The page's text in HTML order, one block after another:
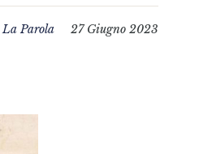
27 Giugno 2023
La Parola